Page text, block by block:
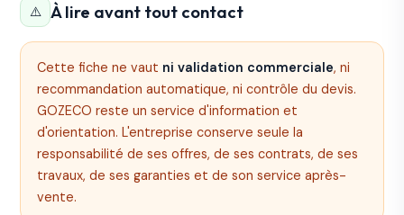
⚠️ À lire avant tout contact
Cette fiche ne vaut ni validation commerciale, ni
recommandation automatique, ni contrôle du devis.
GOZECO reste un service d'information et
d'orientation. L'entreprise conserve seule la
responsabilité de ses offres, de ses contrats, de ses
travaux, de ses garanties et de son service après-
vente.